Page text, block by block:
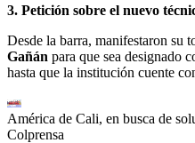
3. Petición sobre el nuevo
Desde la barra, manifestaron su
Gañán para que sea designado
hasta que la institución cuente
América de Cali, en busca de
Colprensa